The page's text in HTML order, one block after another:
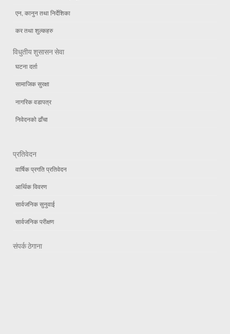
एन, कानुन तथा निर्देशिका
कर तथा शुल्कहरु
विधुतीय शुसासन सेवा
घटना दर्ता
सामाजिक सुरक्षा
नागरिक वडापत्र
निवेदनको ढाँचा
प्रतिवेदन
वार्षिक प्रगति प्रतिवेदन
आर्थिक विवरण
सार्वजनिक सुनुवाई
सार्वजनिक परीक्षण
संपर्क ठेगाना